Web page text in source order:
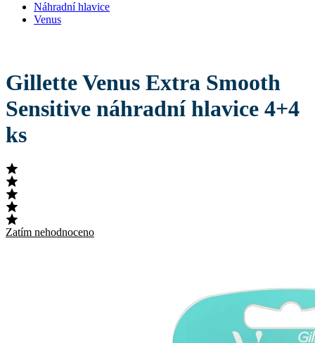
Náhradní hlavice
Venus
Gillette Venus Extra Smooth
Sensitive náhradní hlavice 4+4
ks
Zatím nehodnoceno